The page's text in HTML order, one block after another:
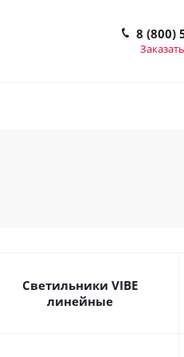
8 (800)
Светильники VIBE
линейные